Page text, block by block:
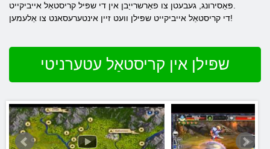
די קריסטאַל אייביקייט שפּילן וועט זיין אינטערעסאנט צו אַלעמען!
שפּילן אין קריסטאַל עטערניטי